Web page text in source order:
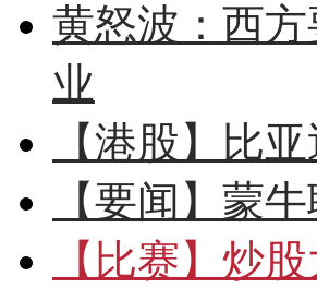
黄怒波：西
业
【港股】
比
【要闻】 蒙
【比赛】 炒股